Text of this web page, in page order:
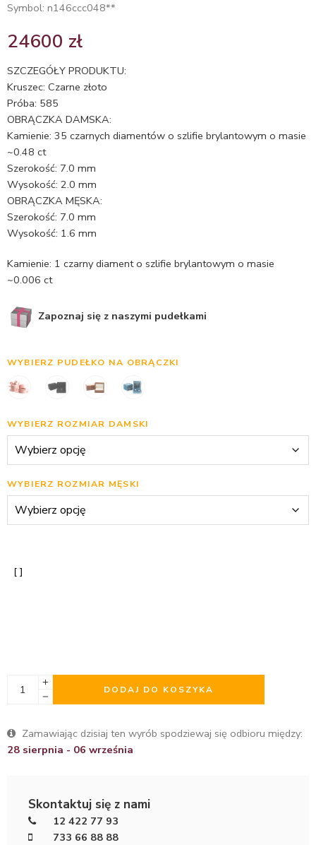
Symbol: n146ccc048**
24600 zł
SZCZEGÓŁY PRODUKTU:
Kruszec: Czarne złoto
Próba: 585
OBRĄCZKA DAMSKA:
Kamienie: 35 czarnych diamentów o szlifie brylantowym o masie
~0.48 ct
Szerokość: 7.0 mm
Wysokość: 2.0 mm
OBRĄCZKA MĘSKA:
Szerokość: 7.0 mm
Wysokość: 1.6 mm
Kamienie: 1 czarny diament o szlifie brylantowym o masie
~0.006 ct
Zapoznaj się z naszymi pudełkami
WYBIERZ PUDEŁKO NA OBRĄCZKI
WYBIERZ ROZMIAR DAMSKI
WYBIERZ ROZMIAR MĘSKI
DODAJ DO KOSZYKA
Zamawiając dzisiaj ten wyrób spodziewaj się odbioru między:
28 sierpnia - 06 września
Skontaktuj się z nami
12 422 77 93
733 66 88 88